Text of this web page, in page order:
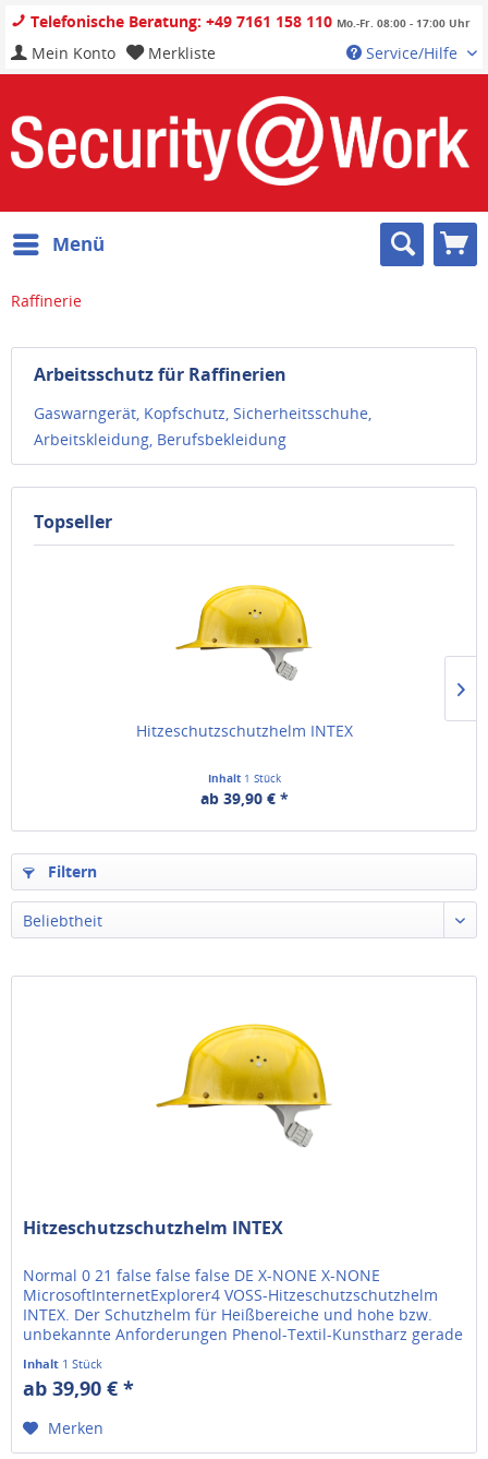
Telefonische Beratung: +49 7161 158 110 Mo.-Fr. 08:00 - 17:00 Uhr
Service/Hilfe
Mein Konto Merkliste
Menü
Raffinerie
Arbeitsschutz für Raffinerien
Gaswarngerät, Kopfschutz, Sicherheitsschuhe,
Arbeitskleidung, Berufsbekleidung
Topseller
Hitzeschutzschutzhelm INTEX
Inhalt 1 Stück
ab 39,90 € *
Filtern
Beliebtheit
Hitzeschutzschutzhelm INTEX
Normal 0 21 false false false DE X-NONE X-NONE
MicrosoftInternetExplorer4 VOSS-Hitzeschutzschutzhelm
INTEX. Der Schutzhelm für Heißbereiche und hohe bzw.
unbekannte Anforderungen Phenol-Textil-Kunstharz gerade
Helmschale mit Regenrinne...
Inhalt 1 Stück
ab 39,90 € *
Merken